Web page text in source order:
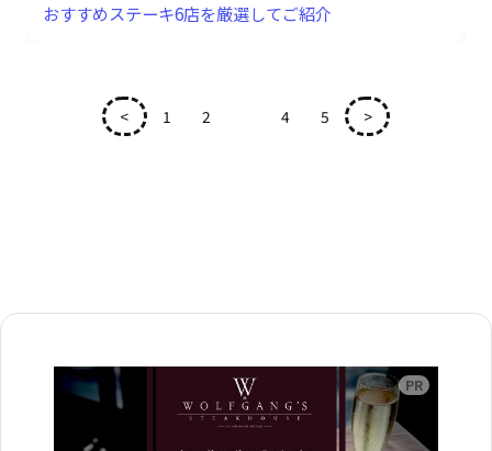
おすすめステーキ6店を厳選してご紹介
< 1 2 4 5 >
広告